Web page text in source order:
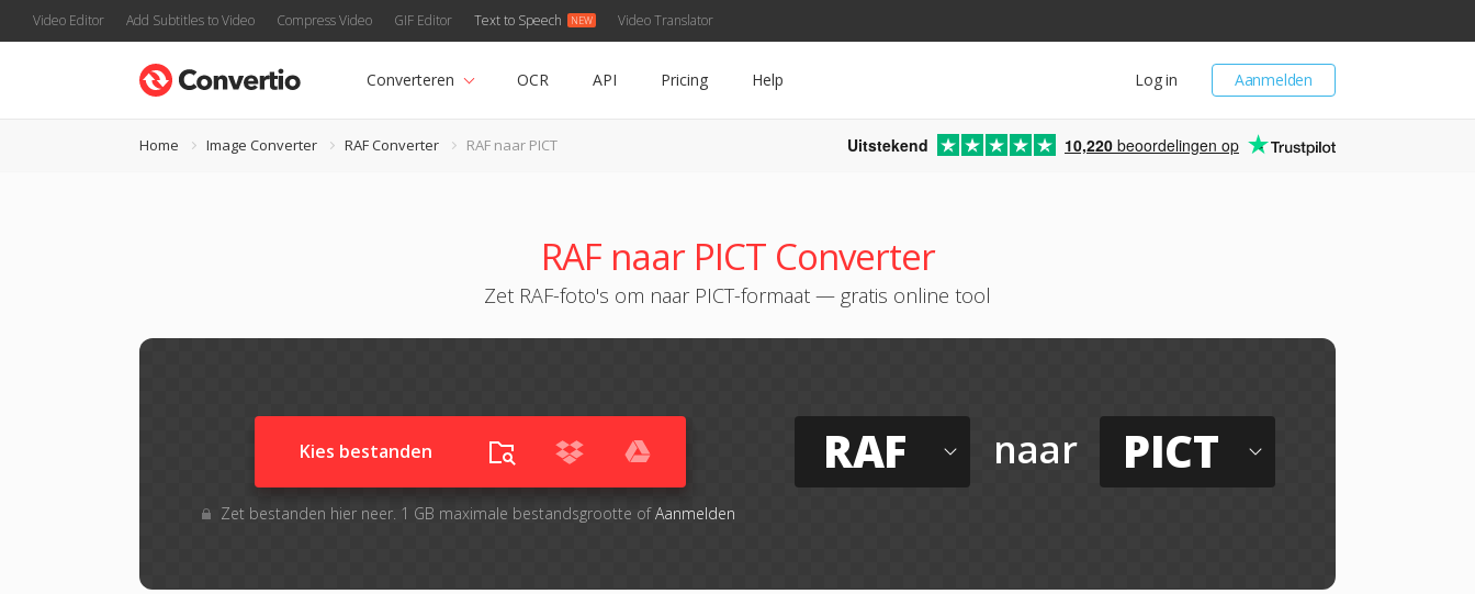
Video Editor Add Subtitles to Video Compress Video GIF Editor Text to Speech Video Translator
Aanmelden
Log in
Converteren OCR API Pricing Help
Home Image Converter RAF Converter RAF naar PICT Uitstekend 10,220 beoordelingen op
RAF naar PICT Converter
Zet RAF-foto's om naar PICT-formaat — gratis online tool
Kies bestanden
Zet bestanden hier neer. 1 GB maximale bestandsgrootte ofAanmelden
RAF naar PICT